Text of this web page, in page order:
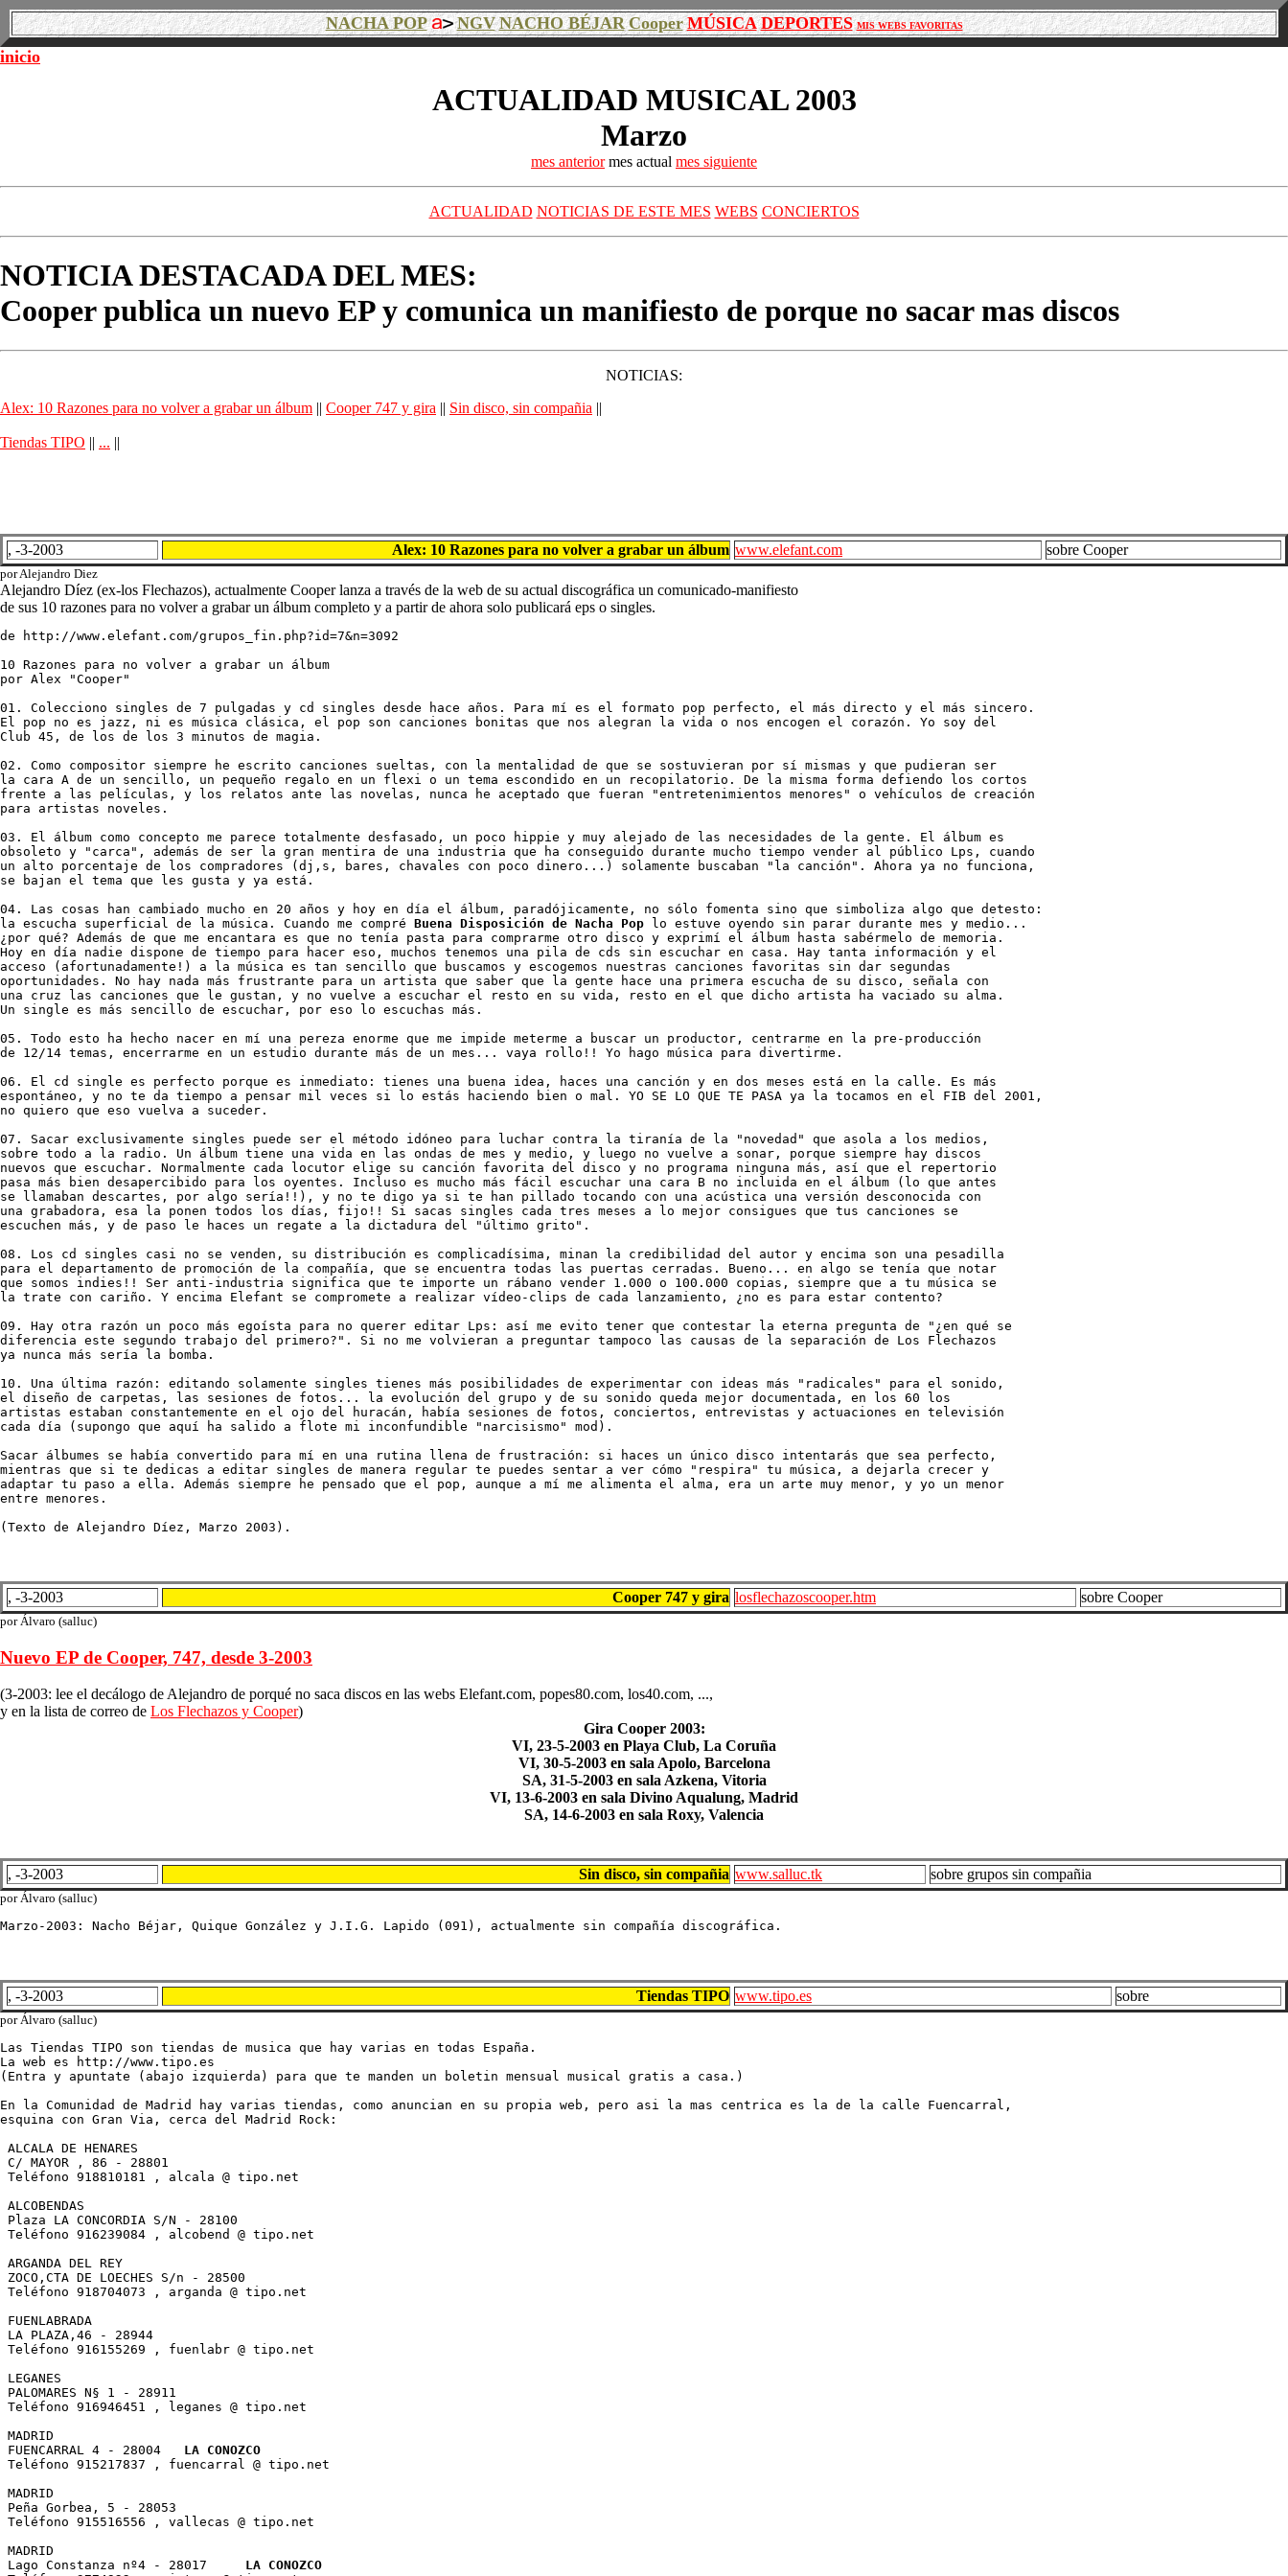
NACHA POP NGV NACHO BÉJAR Cooper MÚSICA DEPORTES MIS WEBS FAVORITAS
inicio
ACTUALIDAD MUSICAL 2003
Marzo
mes anteriormes actual mes siguiente
ACTUALIDAD NOTICIAS DE ESTE MES WEBS CONCIERTOS
NOTICIA DESTACADA DEL MES:
Cooper publica un nuevo EP y comunica un manifiesto de porque no sacar mas discos
NOTICIAS:
Alex: 10 Razones para no volver a grabar un álbum || Cooper 747 y gira || Sin disco, sin compañia ||
Tiendas TIPO || ... ||
, -3-2003 Alex: 10 Razones para no volver a grabar un álbum www.elefant.com sobre Cooper
por Alejandro Diez
Alejandro Díez (ex-los Flechazos), actualmente Cooper lanza a través de la web de su actual discográfica un comunicado-manifiesto
de sus 10 razones para no volver a grabar un álbum completo y a partir de ahora solo publicará eps o singles.
de http://www.elefant.com/grupos_fin.php?id=7&n=3092
10 Razones para no volver a grabar un álbum
por Alex "Cooper"
01. Colecciono singles de 7 pulgadas y cd singles desde hace años. Para mí es el formato pop perfecto, el más directo y el más sincero.
El pop no es jazz, ni es música clásica, el pop son canciones bonitas que nos alegran la vida o nos encogen el corazón. Yo soy del
Club 45, de los de los 3 minutos de magia.
02. Como compositor siempre he escrito canciones sueltas, con la mentalidad de que se sostuvieran por sí mismas y que pudieran ser
la cara A de un sencillo, un pequeño regalo en un flexi o un tema escondido en un recopilatorio. De la misma forma defiendo los cortos
frente a las películas, y los relatos ante las novelas, nunca he aceptado que fueran "entretenimientos menores" o vehículos de creación
para artistas noveles.
03. El álbum como concepto me parece totalmente desfasado, un poco hippie y muy alejado de las necesidades de la gente. El álbum es
obsoleto y "carca", además de ser la gran mentira de una industria que ha conseguido durante mucho tiempo vender al público Lps, cuando
un alto porcentaje de los compradores (dj‚s, bares, chavales con poco dinero...) solamente buscaban "la canción". Ahora ya no funciona,
se bajan el tema que les gusta y ya está.
04. Las cosas han cambiado mucho en 20 años y hoy en día el álbum, paradójicamente, no sólo fomenta sino que simboliza algo que detesto:
la escucha superficial de la música. Cuando me compré Buena Disposición de Nacha Pop lo estuve oyendo sin parar durante mes y medio...
¿por qué? Además de que me encantara es que no tenía pasta para comprarme otro disco y exprimí el álbum hasta sabérmelo de memoria.
Hoy en día nadie dispone de tiempo para hacer eso, muchos tenemos una pila de cds sin escuchar en casa. Hay tanta información y el
acceso (afortunadamente!) a la música es tan sencillo que buscamos y escogemos nuestras canciones favoritas sin dar segundas
oportunidades. No hay nada más frustrante para un artista que saber que la gente hace una primera escucha de su disco, señala con
una cruz las canciones que le gustan, y no vuelve a escuchar el resto en su vida, resto en el que dicho artista ha vaciado su alma.
Un single es más sencillo de escuchar, por eso lo escuchas más.
05. Todo esto ha hecho nacer en mí una pereza enorme que me impide meterme a buscar un productor, centrarme en la pre-producción
de 12/14 temas, encerrarme en un estudio durante más de un mes... vaya rollo!! Yo hago música para divertirme.
06. El cd single es perfecto porque es inmediato: tienes una buena idea, haces una canción y en dos meses está en la calle. Es más
espontáneo, y no te da tiempo a pensar mil veces si lo estás haciendo bien o mal. YO SE LO QUE TE PASA ya la tocamos en el FIB del 2001,
no quiero que eso vuelva a suceder.
07. Sacar exclusivamente singles puede ser el método idóneo para luchar contra la tiranía de la "novedad" que asola a los medios,
sobre todo a la radio. Un álbum tiene una vida en las ondas de mes y medio, y luego no vuelve a sonar, porque siempre hay discos
nuevos que escuchar. Normalmente cada locutor elige su canción favorita del disco y no programa ninguna más, así que el repertorio
pasa más bien desapercibido para los oyentes. Incluso es mucho más fácil escuchar una cara B no incluida en el álbum (lo que antes
se llamaban descartes, por algo sería!!), y no te digo ya si te han pillado tocando con una acústica una versión desconocida con
una grabadora, esa la ponen todos los días, fijo!! Si sacas singles cada tres meses a lo mejor consigues que tus canciones se
escuchen más, y de paso le haces un regate a la dictadura del "último grito".
08. Los cd singles casi no se venden, su distribución es complicadísima, minan la credibilidad del autor y encima son una pesadilla
para el departamento de promoción de la compañía, que se encuentra todas las puertas cerradas. Bueno... en algo se tenía que notar
que somos indies!! Ser anti-industria significa que te importe un rábano vender 1.000 o 100.000 copias, siempre que a tu música se
la trate con cariño. Y encima Elefant se compromete a realizar vídeo-clips de cada lanzamiento, ¿no es para estar contento?
09. Hay otra razón un poco más egoísta para no querer editar Lps: así me evito tener que contestar la eterna pregunta de "¿en qué se
diferencia este segundo trabajo del primero?". Si no me volvieran a preguntar tampoco las causas de la separación de Los Flechazos
ya nunca más sería la bomba.
10. Una última razón: editando solamente singles tienes más posibilidades de experimentar con ideas más "radicales" para el sonido,
el diseño de carpetas, las sesiones de fotos... la evolución del grupo y de su sonido queda mejor documentada, en los 60 los
artistas estaban constantemente en el ojo del huracán, había sesiones de fotos, conciertos, entrevistas y actuaciones en televisión
cada día (supongo que aquí ha salido a flote mi inconfundible "narcisismo" mod).
Sacar álbumes se había convertido para mí en una rutina llena de frustración: si haces un único disco intentarás que sea perfecto,
mientras que si te dedicas a editar singles de manera regular te puedes sentar a ver cómo "respira" tu música, a dejarla crecer y
adaptar tu paso a ella. Además siempre he pensado que el pop, aunque a mí me alimenta el alma, era un arte muy menor, y yo un menor
entre menores.
(Texto de Alejandro Díez, Marzo 2003).
, -3-2003 Cooper 747 y gira losflechazoscooper.htm sobre Cooper
por Álvaro (salluc)
Nuevo EP de Cooper, 747, desde 3-2003
(3-2003: lee el decálogo de Alejandro de porqué no saca discos en las webs Elefant.com, popes80.com, los40.com, ...,
y en la lista de correo de Los Flechazos y Cooper)
Gira Cooper 2003:
VI, 23-5-2003 en Playa Club, La Coruña
VI, 30-5-2003 en sala Apolo, Barcelona
SA, 31-5-2003 en sala Azkena, Vitoria
VI, 13-6-2003 en sala Divino Aqualung, Madrid
SA, 14-6-2003 en sala Roxy, Valencia
, -3-2003 Sin disco, sin compañia www.salluc.tk sobre grupos sin compañia
por Álvaro (salluc)
Marzo-2003: Nacho Béjar, Quique González y J.I.G. Lapido (091), actualmente sin compañía discográfica.
, -3-2003 Tiendas TIPO www.tipo.es sobre
por Álvaro (salluc)
Las Tiendas TIPO son tiendas de musica que hay varias en todas España.
La web es http://www.tipo.es
(Entra y apuntate (abajo izquierda) para que te manden un boletin mensual musical gratis a casa.)
En la Comunidad de Madrid hay varias tiendas, como anuncian en su propia web, pero asi la mas centrica es la de la calle Fuencarral,
esquina con Gran Via, cerca del Madrid Rock:
ALCALA DE HENARES
C/ MAYOR , 86 - 28801
Teléfono 918810181 , alcala @ tipo.net
ALCOBENDAS
Plaza LA CONCORDIA S/N - 28100
Teléfono 916239084 , alcobend @ tipo.net
ARGANDA DEL REY
ZOCO,CTA DE LOECHES S/n - 28500
Teléfono 918704073 , arganda @ tipo.net
FUENLABRADA
LA PLAZA,46 - 28944
Teléfono 916155269 , fuenlabr @ tipo.net
LEGANES
PALOMARES N§ 1 - 28911
Teléfono 916946451 , leganes @ tipo.net
MADRID
LA CONOZCO
Teléfono 915217837 , fuencarral @ tipo.net
MADRID
Peña Gorbea, 5 - 28053
Teléfono 915516556 , vallecas @ tipo.net
MADRID
LA CONOZCO